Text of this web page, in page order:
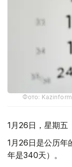
Фото: Kazinform
1月26日，星期五
1月26日是公历年
年是340天）。